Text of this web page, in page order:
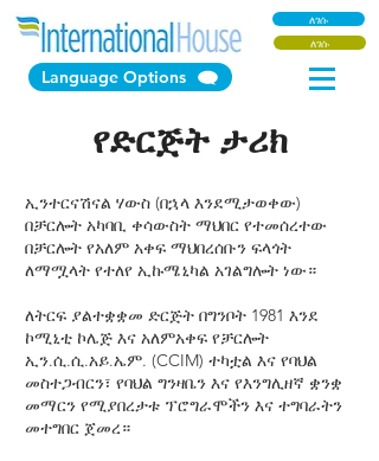
Language Options
ለገሱ
ለገሱ
የድርጅት ታሪክ
ኢንተርናሽናል ሃውስ (በኋላ እንደሚታወቀው)
በቻርሎት አካባቢ ቀሳውስት ማህበር የተመሰረተው
በቻርሎት የአለም አቀፍ ማህበረሰቡን ፍላጎት
ለማሟላት የተለየ ኢኩሜኒካል አገልግሎት ነው።
ለትርፍ ያልተቋቋመ ድርጅት በግንቦት 1981 እንደ
ኮሚኒቲ ኮሌጅ እና አለምአቀፍ የቻርሎት
ኢን.ሲ.ሲ.አይ.ኤም. (CCIM) ተካቷል እና የባህል
መስተጋብርን፣ የባህል ግንዛቤን እና የእንግሊዘኛ ቋንቋ
መማርን የሚያበረታቱ ፕሮግራሞችን እና ተግባራትን
መተግበር ጀመረ።